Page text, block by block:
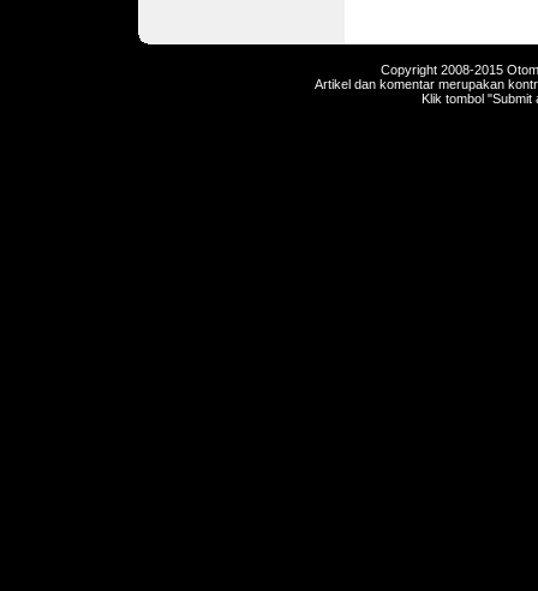
Copyright 2008-2015
Artikel dan komentar merupakan
Klik tombol